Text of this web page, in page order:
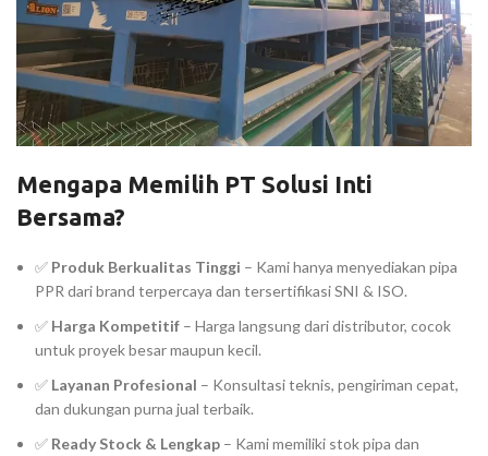
Mengapa Memilih PT Solusi Inti
Bersama?
✅ Produk Berkualitas Tinggi – Kami hanya menyediakan pipa
PPR dari brand terpercaya dan tersertifikasi SNI & ISO.
✅ Harga Kompetitif – Harga langsung dari distributor, cocok
untuk proyek besar maupun kecil.
✅ Layanan Profesional – Konsultasi teknis, pengiriman cepat,
dan dukungan purna jual terbaik.
✅ Ready Stock & Lengkap – Kami memiliki stok pipa dan